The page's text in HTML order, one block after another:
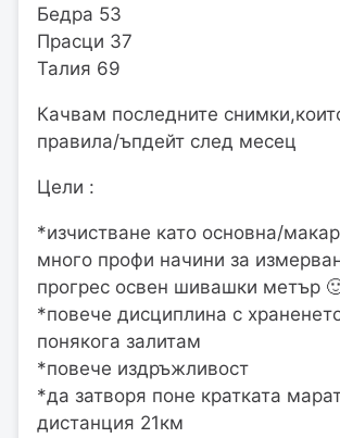
Бедра 53
Прасци 37
Талия 69
Качвам последните
правила/ъпдейт след месец
Цели :
*изчистване като основна/
много профи начини за
прогрес освен шивашки метър
*повече дисциплина с
понякога залитам
*повече издръжливост
*да затворя поне кратката
дистанция 21км